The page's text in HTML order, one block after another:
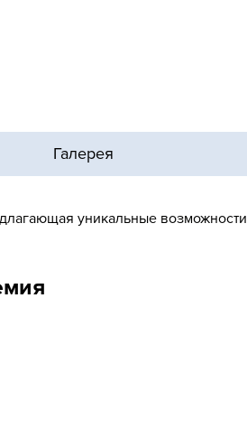
Галерея
уникальные возможности